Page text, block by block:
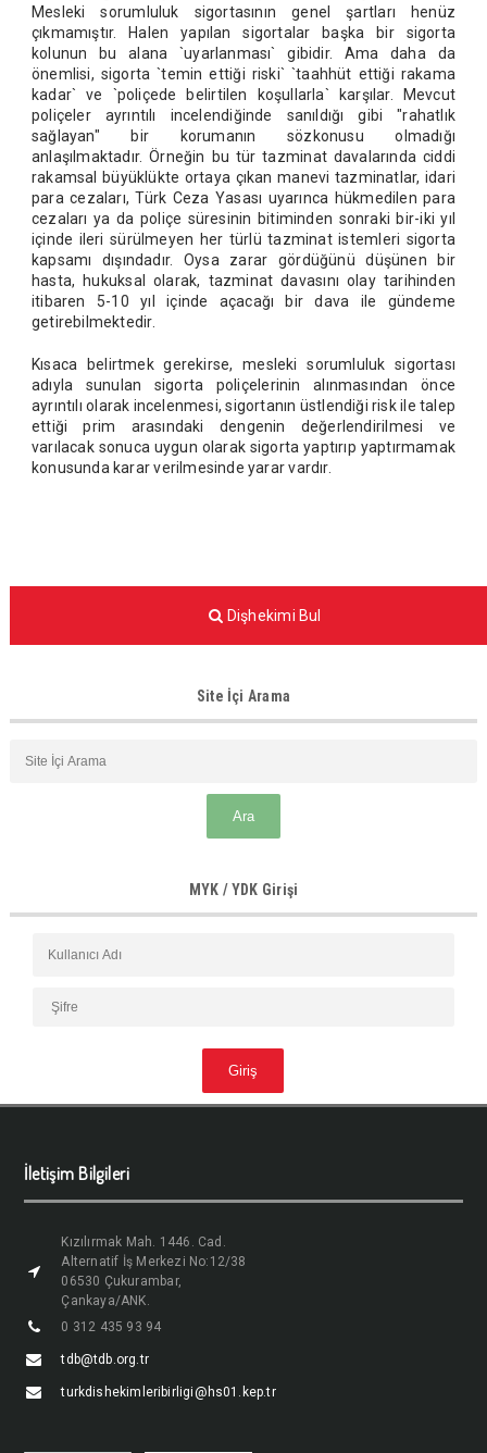
Mesleki sorumluluk sigortasının genel şartları henüz
çıkmamıştır. Halen yapılan sigortalar başka bir sigorta
kolunun bu alana `uyarlanması` gibidir. Ama daha da
önemlisi, sigorta `temin ettiği riski` `taahhüt ettiği rakama
kadar` ve `poliçede belirtilen koşullarla` karşılar. Mevcut
poliçeler ayrıntılı incelendiğinde sanıldığı gibi "rahatlık
sağlayan" bir korumanın sözkonusu olmadığı
anlaşılmaktadır. Örneğin bu tür tazminat davalarında ciddi
rakamsal büyüklükte ortaya çıkan manevi tazminatlar, idari
para cezaları, Türk Ceza Yasası uyarınca hükmedilen para
cezaları ya da poliçe süresinin bitiminden sonraki bir-iki yıl
içinde ileri sürülmeyen her türlü tazminat istemleri sigorta
kapsamı dışındadır. Oysa zarar gördüğünü düşünen bir
hasta, hukuksal olarak, tazminat davasını olay tarihinden
itibaren 5-10 yıl içinde açacağı bir dava ile gündeme
getirebilmektedir.
Kısaca belirtmek gerekirse, mesleki sorumluluk sigortası
adıyla sunulan sigorta poliçelerinin alınmasından önce
ayrıntılı olarak incelenmesi, sigortanın üstlendiği risk ile talep
ettiği prim arasındaki dengenin değerlendirilmesi ve
varılacak sonuca uygun olarak sigorta yaptırıp yaptırmamak
konusunda karar verilmesinde yarar vardır.
Dişhekimi Bul
Site İçi Arama
MYK / YDK Girişi
İletişim Bilgileri
Kızılırmak Mah. 1446. Cad.
Alternatif İş Merkezi No:12/38
06530 Çukurambar,
Çankaya/ANK.
0 312 435 93 94
tdb@tdb.org.tr
turkdishekimleribirligi@hs01.kep.tr